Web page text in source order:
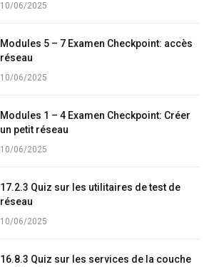
10/06/2025
Modules 5 – 7 Examen Checkpoint: accès
réseau
10/06/2025
Modules 1 – 4 Examen Checkpoint: Créer
un petit réseau
10/06/2025
17.2.3 Quiz sur les utilitaires de test de
réseau
10/06/2025
16.8.3 Quiz sur les services de la couche